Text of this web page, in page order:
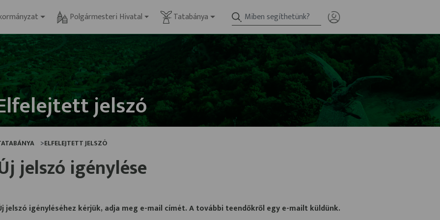
Polgármesteri Hivatal Tatabánya
jelszó
ELFELEJTETT JELSZÓ
jelszó igénylése
jelszó igényléséhez kérjük, adja meg e-mail címét. A további teendőkről egye-mailtküldünk.